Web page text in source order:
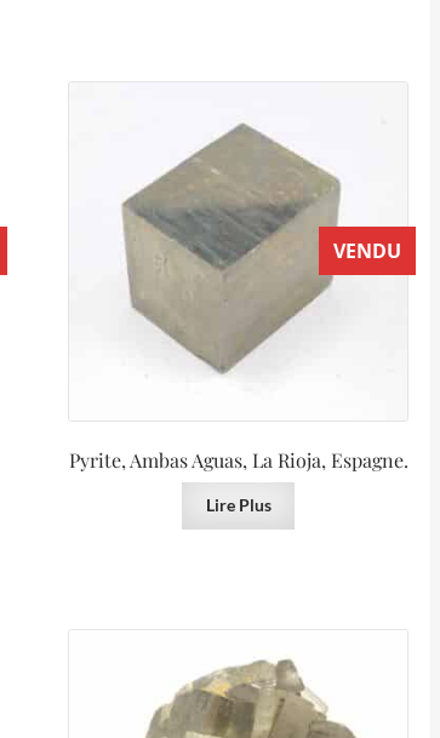
VENDU
Pyrite, Ambas Aguas, La Rioja, Espagne.
Lire Plus